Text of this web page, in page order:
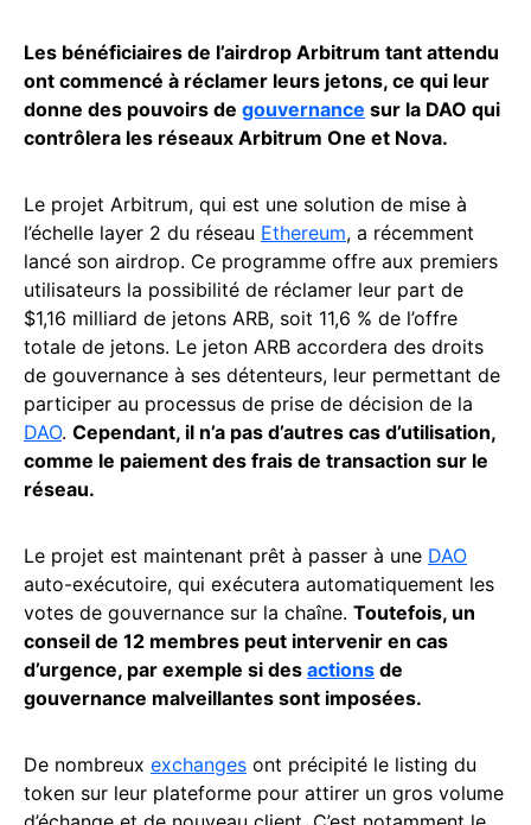
Les bénéficiaires de l’airdrop Arbitrum tant attendu
ont commencé à réclamer leurs jetons, ce qui leur
donne des pouvoirs de gouvernance sur la DAO qui
contrôlera les réseaux Arbitrum One et Nova.
Le projet Arbitrum, qui est une solution de mise à
l’échelle layer 2 du réseau Ethereum, a récemment
lancé son airdrop. Ce programme offre aux premiers
utilisateurs la possibilité de réclamer leur part de
$1,16 milliard de jetons ARB, soit 11,6 % de l’offre
totale de jetons. Le jeton ARB accordera des droits
de gouvernance à ses détenteurs, leur permettant de
participer au processus de prise de décision de la
DAO. Cependant, il n’a pas d’autres cas d’utilisation,
comme le paiement des frais de transaction sur le
réseau.
Le projet est maintenant prêt à passer à une DAO
auto-exécutoire, qui exécutera automatiquement les
votes de gouvernance sur la chaîne. Toutefois, un
conseil de 12 membres peut intervenir en cas
d’urgence, par exemple si des actions de
gouvernance malveillantes sont imposées.
De nombreux exchanges ont précipité le listing du
token sur leur plateforme pour attirer un gros volume